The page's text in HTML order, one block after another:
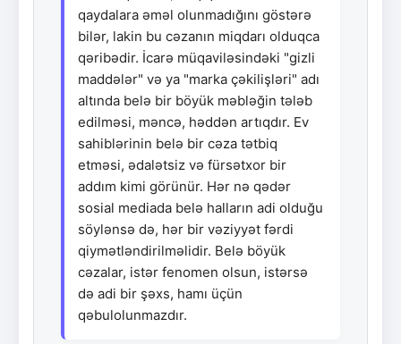
qaydalara əməl olunmadığını göstərə
bilər, lakin bu cəzanın miqdarı olduqca
qəribədir. İcarə müqaviləsindəki "gizli
maddələr" və ya "marka çəkilişləri" adı
altında belə bir böyük məbləğin tələb
edilməsi, məncə, həddən artıqdır. Ev
sahiblərinin belə bir cəza tətbiq
etməsi, ədalətsiz və fürsətxor bir
addım kimi görünür. Hər nə qədər
sosial mediada belə halların adi olduğu
söylənsə də, hər bir vəziyyət fərdi
qiymətləndirilməlidir. Belə böyük
cəzalar, istər fenomen olsun, istərsə
də adi bir şəxs, hamı üçün
qəbulolunmazdır.